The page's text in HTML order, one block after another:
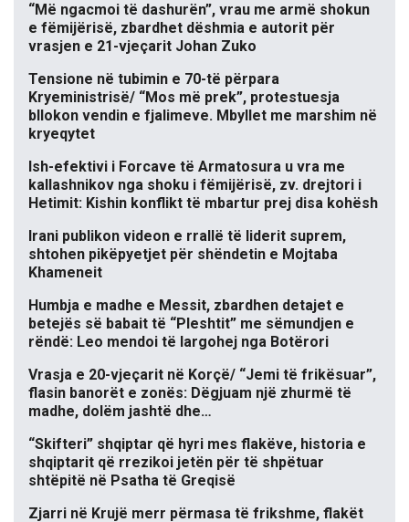
“Më ngacmoi të dashurën”, vrau me armë shokun
e fëmijërisë, zbardhet dëshmia e autorit për
vrasjen e 21-vjeçarit Johan Zuko
Tensione në tubimin e 70-të përpara
Kryeministrisë/ “Mos më prek”, protestuesja
bllokon vendin e fjalimeve. Mbyllet me marshim në
kryeqytet
Ish-efektivi i Forcave të Armatosura u vra me
kallashnikov nga shoku i fëmijërisë, zv. drejtori i
Hetimit: Kishin konflikt të mbartur prej disa kohësh
Irani publikon videon e rrallë të liderit suprem,
shtohen pikëpyetjet për shëndetin e Mojtaba
Khameneit
Humbja e madhe e Messit, zbardhen detajet e
betejës së babait të “Pleshtit” me sëmundjen e
rëndë: Leo mendoi të largohej nga Botërori
Vrasja e 20-vjeçarit në Korçë/ “Jemi të frikësuar”,
flasin banorët e zonës: Dëgjuam një zhurmë të
madhe, dolëm jashtë dhe…
“Skifteri” shqiptar që hyri mes flakëve, historia e
shqiptarit që rrezikoi jetën për të shpëtuar
shtëpitë në Psatha të Greqisë
Zjarri në Krujë merr përmasa të frikshme, flakët